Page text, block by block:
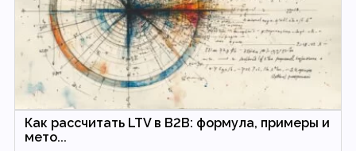
Как рассчитать LTV в B2B: формула, примеры и
мето...